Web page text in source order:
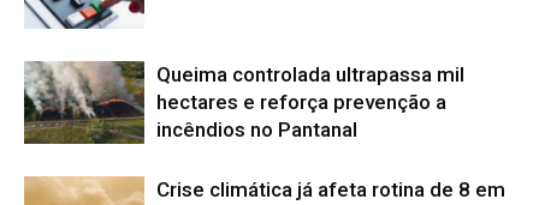
Queima controlada ultrapassa mil
hectares e reforça prevenção a
incêndios no Pantanal
Crise climática já afeta rotina de 8 em